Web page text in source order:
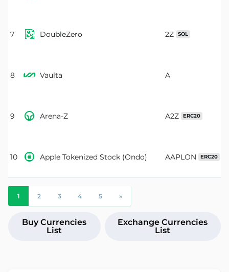
7  DoubleZero 2Z SOL
8  Vaulta A
9  Arena-Z A2Z ERC20
10  Apple Tokenized Stock (Ondo) AAPLON ERC20
1 2 3 4 5 »
Buy Currencies
List
Exchange Currencies
List